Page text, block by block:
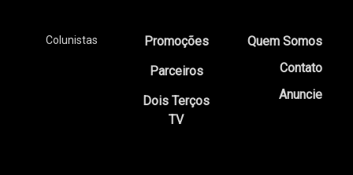
Colunistas
Promoções
Parceiros
Dois Terços
TV
Quem Somos
Contato
Anuncie